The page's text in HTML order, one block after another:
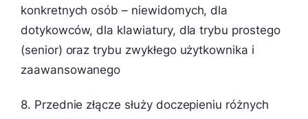
konkretnych osób – niewidomych, dla
dotykowców, dla klawiatury, dla trybu prostego
(senior) oraz trybu zwykłego użytkownika i
zaawansowanego
8. Przednie złącze służy doczepieniu różnych